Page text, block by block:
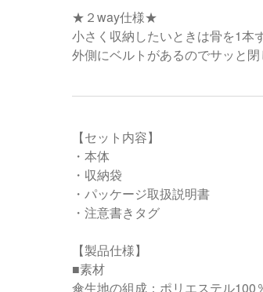
★２way仕様★
小さく収納したいときは骨を1本
外側にベルトがあるのでサッと
【セット内容】
・本体
・収納袋
・パッケージ取扱説明書
・注意書きタグ
【製品仕様】
■素材
傘生地の組成：ポリエステル100